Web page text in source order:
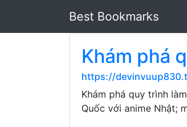
Best Bookmarks
Khám phá
https://
Khám phá quy trình
Quốc với anime Nhật;